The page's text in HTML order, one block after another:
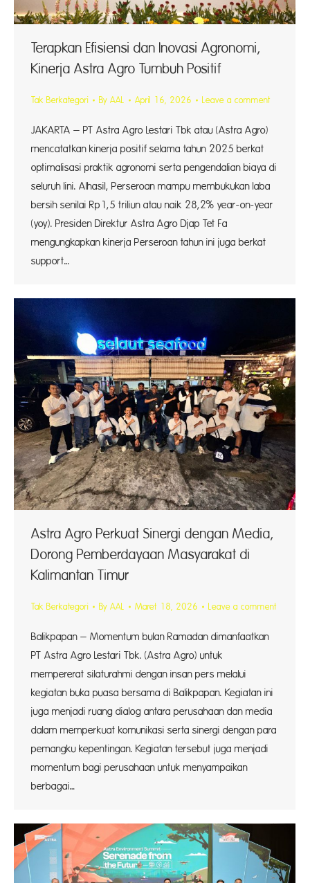
Terapkan Efisiensi dan Inovasi Agronomi,
Kinerja Astra Agro Tumbuh Positif
Tak Berkategori By AAL April 16, 2026 Leave a comment
JAKARTA – PT Astra Agro Lestari Tbk atau (Astra Agro)
mencatatkan kinerja positif selama tahun 2025 berkat
optimalisasi praktik agronomi serta pengendalian biaya di
seluruh lini. Alhasil, Perseroan mampu membukukan laba
bersih senilai Rp1,5 triliun atau naik 28,2% year-on-year
(yoy). Presiden Direktur Astra Agro Djap Tet Fa
mengungkapkan kinerja Perseroan tahun ini juga berkat
support…
Astra Agro Perkuat Sinergi dengan Media,
Dorong Pemberdayaan Masyarakat di
Kalimantan Timur
Tak Berkategori By AAL Maret 18, 2026 Leave a comment
Balikpapan – Momentum bulan Ramadan dimanfaatkan
PT Astra Agro Lestari Tbk. (Astra Agro) untuk
mempererat silaturahmi dengan insan pers melalui
kegiatan buka puasa bersama di Balikpapan. Kegiatan ini
juga menjadi ruang dialog antara perusahaan dan media
dalam memperkuat komunikasi serta sinergi dengan para
pemangku kepentingan. Kegiatan tersebut juga menjadi
momentum bagi perusahaan untuk menyampaikan
berbagai…